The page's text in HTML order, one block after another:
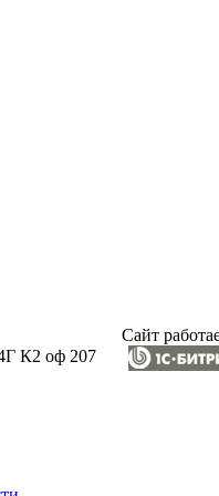
К2 оф 207
Сайт